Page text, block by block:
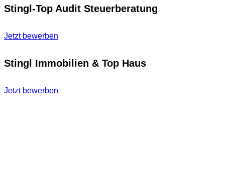
Stingl-Top Audit Steuerberatung
Jetzt bewerben
Stingl Immobilien & Top Haus
Jetzt bewerben